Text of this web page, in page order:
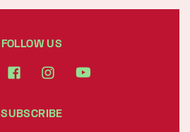
FOLLOW US
SUBSCRIBE